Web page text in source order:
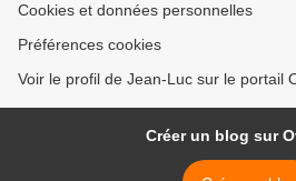
Cookies et données personnelles
Préférences cookies
Voir le profil de Jean-Luc sur le portail
Créer un blog sur